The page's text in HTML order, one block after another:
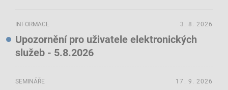
INFORMACE
Upozornění pro uživatele elektronických
služeb - 5.8.2026
3. 8. 2026
SEMINÁŘE 17. 9. 2026